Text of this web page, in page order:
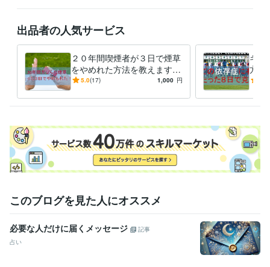
悩み相談・カウンセリング 若手とやたら仲がいい。飲み会だらけ。
出品者の人気サービス
２０年間喫煙者が３日で煙草
をやめれた方法を教えます
まだ煙草やめられないの？ポ
す
5.0(17) 1,000 円
ギャ
方法
ャン
このブログを見た人にオススメ
必要な人だけに届くメッセージ
記事
占い